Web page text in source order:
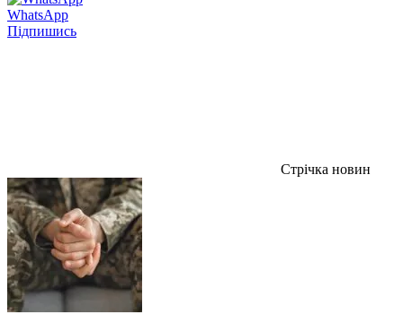
WhatsApp
Підпишись
Стрічка новин